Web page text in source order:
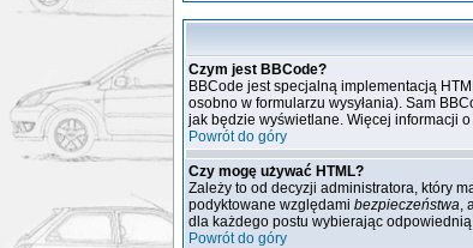
Czym jest BBCode?
BBCode jest specjalną implementacją
osobno w formularzu wysyłania). Sam
jak będzie wyświetlane. Więcej informacji
Powrót do góry
Czy mogę używać HTML?
Zależy to od decyzji administratora, który
podyktowane względami bezpieczeństwa,
dla każdego postu wybierając
Powrót do góry